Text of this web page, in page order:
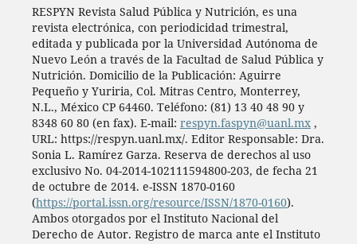
RESPYN Revista Salud Pública y Nutrición, es una
revista electrónica, con periodicidad trimestral,
editada y publicada por la Universidad Autónoma de
Nuevo León a través de la Facultad de Salud Pública y
Nutrición. Domicilio de la Publicación: Aguirre
Pequeño y Yuriria, Col. Mitras Centro, Monterrey,
N.L., México CP 64460. Teléfono: (81) 13 40 48 90 y
8348 60 80 (en fax). E-mail: respyn.faspyn@uanl.mx,
URL: https://respyn.uanl.mx/. Editor Responsable: Dra.
Sonia L. Ramírez Garza. Reserva de derechos al uso
exclusivo No. 04-2014-102111594800-203, de fecha 21
de octubre de 2014. e-ISSN 1870-0160
(https://portal.issn.org/resource/ISSN/1870-0160).
Ambos otorgados por el Instituto Nacional del
Derecho de Autor. Registro de marca ante el Instituto